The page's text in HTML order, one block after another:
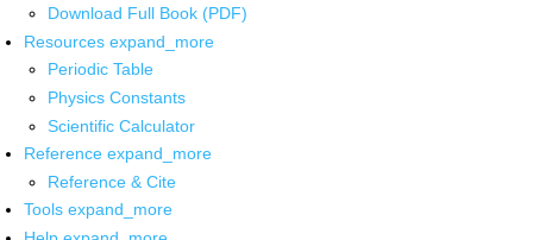
Download Full Book (PDF)
Resources expand_more
Periodic Table
Physics Constants
Scientific Calculator
Reference expand_more
Reference & Cite
Tools expand_more